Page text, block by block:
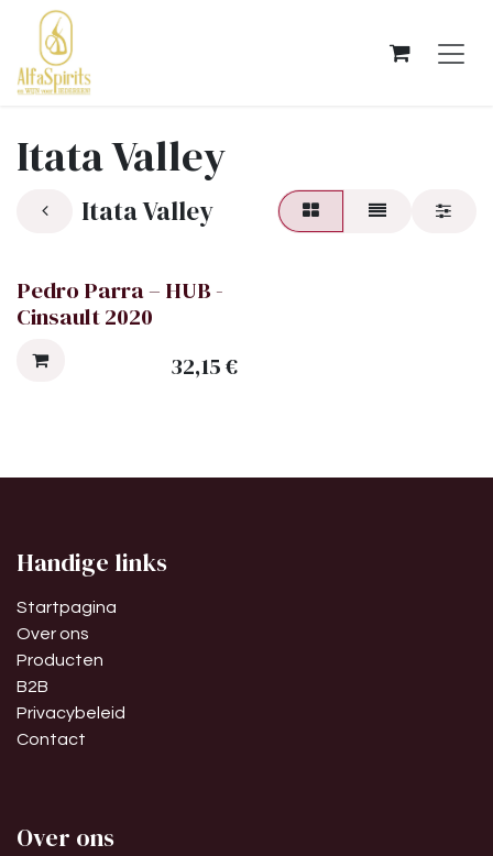
OVERSLAAN NAAR INHOUD
Itata Valley
Itata Valley
Pedro Parra – HUB -
Cinsault 2020
32,15€
Handige links
Startpagina
Over ons
Producten
B2B
Privacybeleid
Contact
Over ons